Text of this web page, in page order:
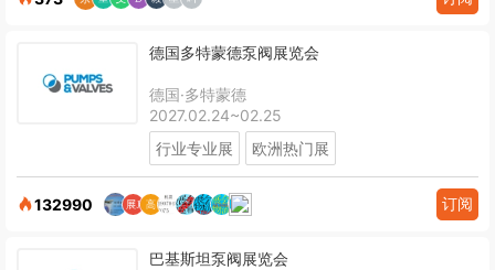
德国多特蒙德泵阀展览会
德国·多特蒙德
2027.02.24~02.25
行业专业展
欧洲热门展
132990 订阅
巴基斯坦泵阀展览会